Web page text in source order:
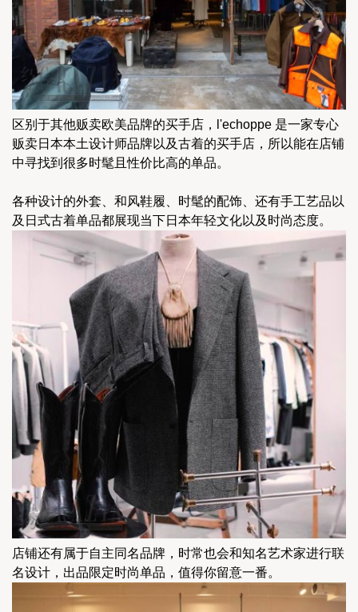
区别于其他贩卖欧美品牌的买手店，l'echoppe 是一家专心
贩卖日本本土设计师品牌以及古着的买手店，所以能在店铺
中寻找到很多时髦且性价比高的单品。
各种设计的外套、和风鞋履、时髦的配饰、还有手工艺品以
及日式古着单品都展现当下日本年轻文化以及时尚态度。
店铺还有属于自主同名品牌，时常也会和知名艺术家进行联
名设计，出品限定时尚单品，值得你留意一番。